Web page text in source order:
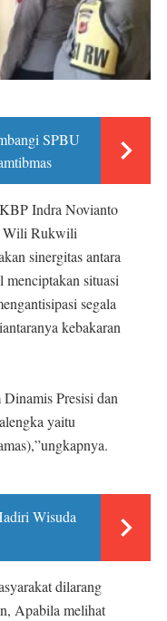
SPBU
Indra Novianto
Wili Rukwili
sinergitas antara
situasi
segala
kebakaran
Presisi dan
yaitu
Wisuda
dilarang
Apabila melihat